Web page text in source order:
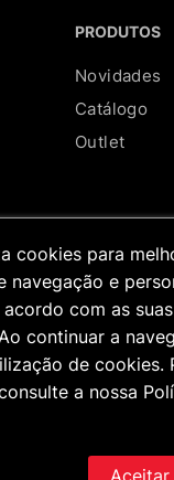
PRODUTOS
Novidades
Catálogo
Outlet
REDES
cookies para
navegação e
com as suas
continuar a
de cookies.
a nossa